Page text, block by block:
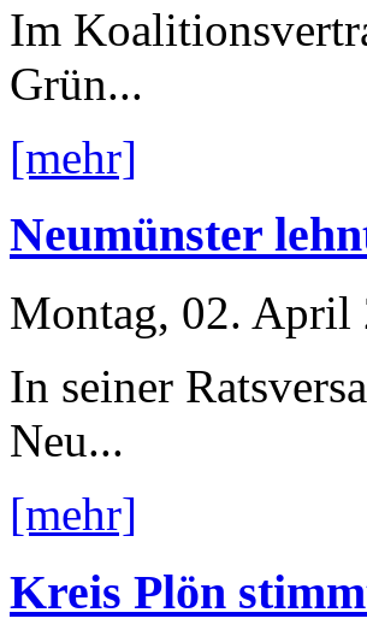
Im
Grün...
[mehr]
Neumünster
Montag, 02. April
In seiner
Neu...
[mehr]
Kreis Plön